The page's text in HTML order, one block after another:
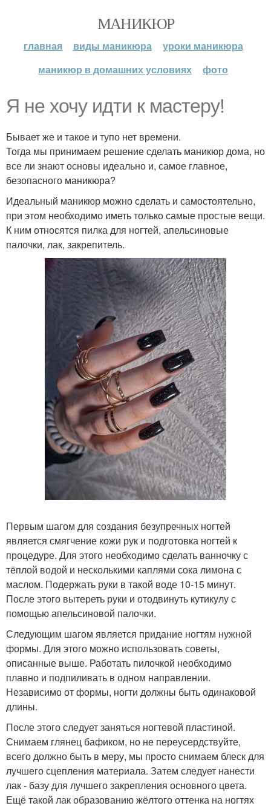
МАНИКЮР
главная виды маникюра
уроки маникюра
маникюр в домашних условиях
фото
Я не хочу идти к мастеру!
Бывает же и такое и тупо нет времени.
Тогда мы принимаем решение сделать маникюр дома, но
все ли знают основы идеально и, самое главное,
безопасного маникюра?
Идеальный маникюр можно сделать и самостоятельно,
при этом необходимо иметь только самые простые вещи.
К ним относятся пилка для ногтей, апельсиновые
палочки, лак, закрепитель.
Первым шагом для создания безупречных ногтей
является смягчение кожи рук и подготовка ногтей к
процедуре. Для этого необходимо сделать ванночку с
тёплой водой и несколькими каплями сока лимона с
маслом. Подержать руки в такой воде 10-15 минут.
После этого вытереть руки и отодвинуть кутикулу с
помощью апельсиновой палочки.
Следующим шагом является придание ногтям нужной
формы. Для этого можно использовать советы,
описанные выше. Работать пилочкой необходимо
плавно и подпиливать в одном направлении.
Независимо от формы, ногти должны быть одинаковой
длины.
После этого следует заняться ногтевой пластиной.
Снимаем глянец бафиком, но не переусердствуйте,
всего должно быть в меру, мы просто снимаем блеск для
лучшего сцепления материала. Затем следует нанести
лак - базу для лучшего закрепления основного цвета.
Ещё такой лак образованию жёлтого оттенка на ногтях